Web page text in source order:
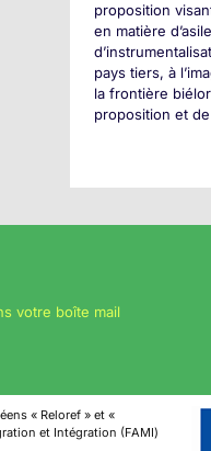
proposition
en matière
pays tiers, à
la frontière
proposition et de
votre boîte mail
« Reloref » et «
et Intégration (FAMI)